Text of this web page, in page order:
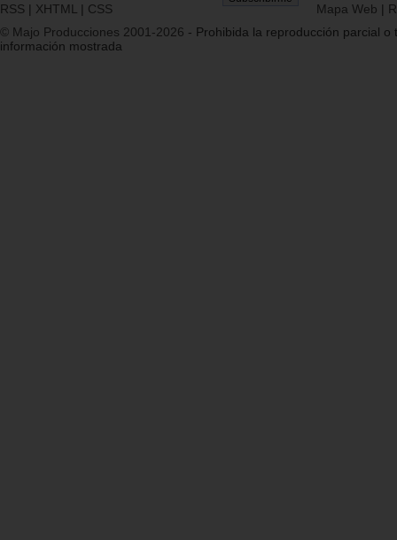
RSS | XHTML | CSS Mapa Web |
© Majo Producciones 2001-2026 - Prohibida la reproducción parcial o
información mostrada